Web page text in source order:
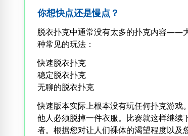
你想快点还是慢点？
脱衣扑克中通常没有太多的扑克内容——
种常见的玩法：
快速脱衣扑克
稳定脱衣扑克
无聊的脱衣扑克
快速版本实际上根本没有玩任何扑克游
他人必须脱掉一件衣服。比赛就这样继
者。根据您对让人们裸体的渴望程度以及